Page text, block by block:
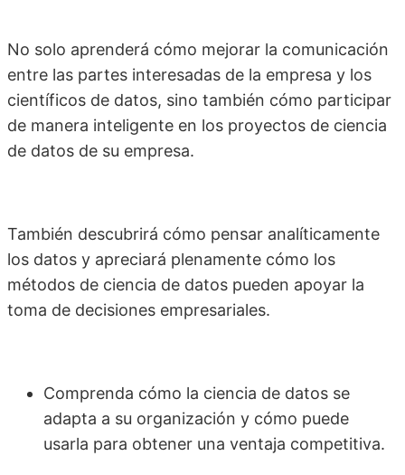
No solo aprenderá cómo mejorar la comunicación
entre las partes interesadas de la empresa y los
científicos de datos, sino también cómo participar
de manera inteligente en los proyectos de ciencia
de datos de su empresa.
También descubrirá cómo pensar analíticamente
los datos y apreciará plenamente cómo los
métodos de ciencia de datos pueden apoyar la
toma de decisiones empresariales.
Comprenda cómo la ciencia de datos se
adapta a su organización y cómo puede
usarla para obtener una ventaja competitiva.